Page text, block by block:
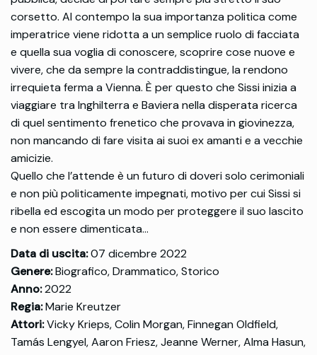
corsetto. Al contempo la sua importanza politica come
imperatrice viene ridotta a un semplice ruolo di facciata
e quella sua voglia di conoscere, scoprire cose nuove e
vivere, che da sempre la contraddistingue, la rendono
irrequieta ferma a Vienna. È per questo che Sissi inizia a
viaggiare tra Inghilterra e Baviera nella disperata ricerca
di quel sentimento frenetico che provava in giovinezza,
non mancando di fare visita ai suoi ex amanti e a vecchie
amicizie.
Quello che l’attende è un futuro di doveri solo cerimoniali
e non più politicamente impegnati, motivo per cui Sissi si
ribella ed escogita un modo per proteggere il suo lascito
e non essere dimenticata…
Data di uscita:07 dicembre 2022
Genere:Biografico, Drammatico, Storico
Anno:2022
Regia:Marie Kreutzer
Attori:Vicky Krieps, Colin Morgan, Finnegan Oldfield,
Tamás Lengyel, Aaron Friesz, Jeanne Werner, Alma Hasun,